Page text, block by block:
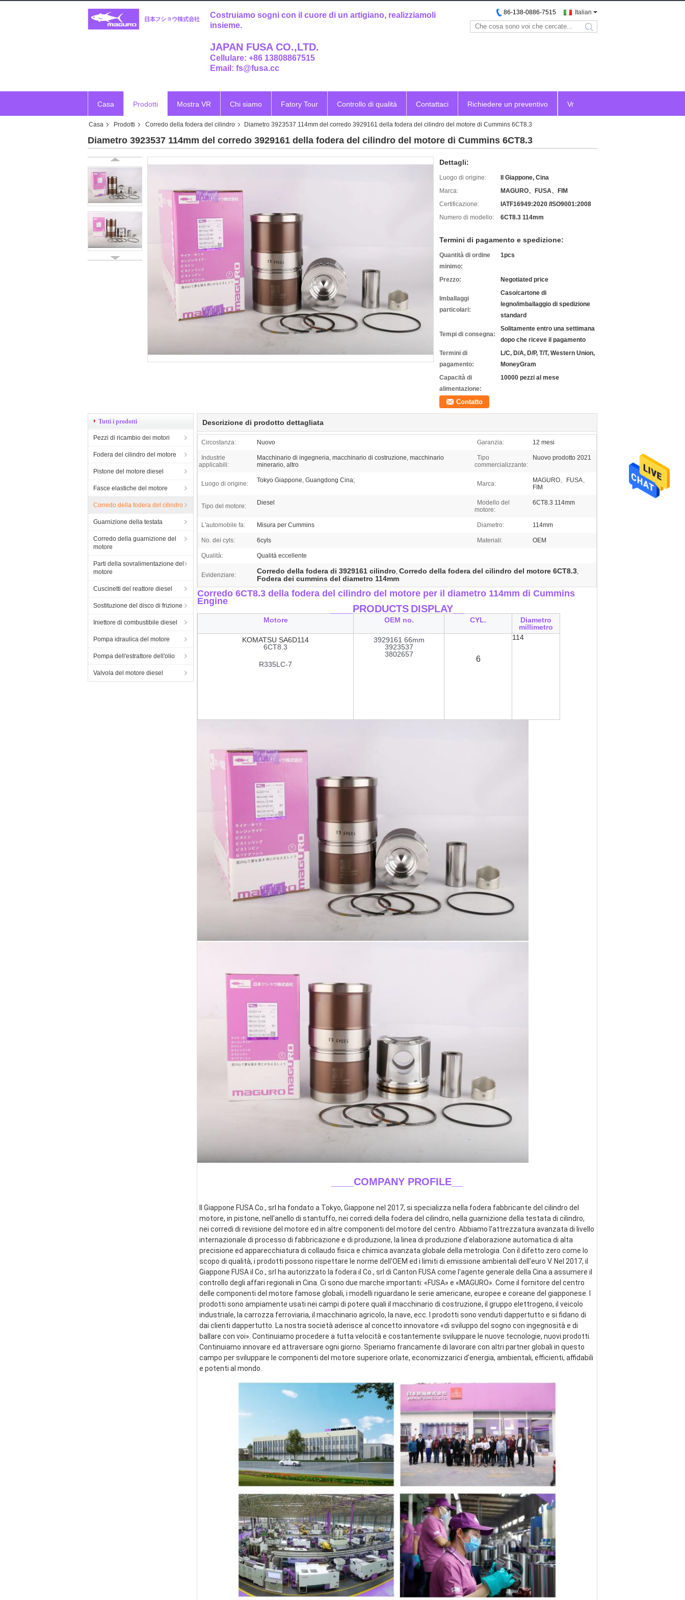
Costruiamo sogni con il cuore di un artigiano, realizziamoli
insieme.
JAPAN FUSA CO.,LTD.
Cellulare: +86 13808867515
Email: fs@fusa.cc
Italian
86-138-0886-7515
search
Casa Prodotti Mostra VR Chi siamo Fatory Tour Controllo di qualità Contattaci Richiedere un preventivo Vr
Casa Prodotti Corredo della fodera del cilindro Diametro 3923537 114mm del corredo 3929161 della fodera del cilindro del motore di Cummins 6CT8.3
Diametro 3923537 114mm del corredo 3929161 della fodera del cilindro del motore di Cummins 6CT8.3
Dettagli:
Luogo di origine:
Il Giappone, Cina
Marca:
MAGURO、FUSA、FIM
Certificazione:
IATF16949:2020 /ISO9001:2008
Numero di modello:
6CT8.3 114mm
Termini di pagamento e spedizione:
Quantità di ordine
minimo:
1pcs
Prezzo: Negotiated price
Imballaggi
particolari:
Caso/cartone di
legno/imballaggio di spedizione
standard
Tempi di consegna:
Solitamente entro una settimana
dopo che riceve il pagamento
Termini di
pagamento:
L/C, D/A, D/P, T/T, Western Union,
MoneyGram
Capacità di
alimentazione:
10000 pezzi al mese
Contatto
Tutti i prodotti
Pezzi di ricambio dei motori
Fodera del cilindro del motore
Pistone del motore diesel
Fasce elastiche del motore
Corredo della fodera del cilindro
Guarnizione della testata
Corredo della guarnizione del
motore
Parti della sovralimentazione del
motore
Cuscinetti del reattore diesel
Sostituzione del disco di frizione
Iniettore di combustibile diesel
Pompa idraulica del motore
Pompa dell'estrattore dell'olio
Valvola del motore diesel
Descrizione di prodotto dettagliata
Circostanza: Nuovo Garanzia: 12 mesi
Industrie
applicabili:
Macchinario di ingegneria, macchinario di costruzione, macchinario
minerario, altro
Tipo
commercializzante:
Nuovo prodotto 2021
Luogo di origine: Tokyo Giappone, Guangdong Cina; Marca:
MAGURO、FUSA、
FIM
Tipo del motore: Diesel
Modello del
motore:
6CT8.3 114mm
L'automobile fa: Misura per Cummins Diametro: 114mm
No. dei cyls: 6cyls Materiali: OEM
Qualità: Qualità eccellente
Evidenziare: Corredo della fodera di 3929161 cilindro, Corredo della fodera del cilindro del motore 6CT8.3,
Fodera dei cummins del diametro 114mm
Corredo 6CT8.3 della fodera del cilindro del motore per il diametro 114mm di Cummins
Engine
____PRODUCTS DISPLAY__
Motore OEM no. CYL.
Diametro
millimetro
KOMATSU SA6D114
6CT8.3
R335LC-7
3929161 66mm
3923537
3802657
6
114
____COMPANY PROFILE__
Il Giappone FUSA Co., srl ha fondato a Tokyo, Giappone nel 2017, si specializza nella fodera fabbricante del cilindro del
motore, in pistone, nell'anello di stantuffo, nei corredi della fodera del cilindro, nella guarnizione della testata di cilindro,
nei corredi di revisione del motore ed in altre componenti del motore del centro. Abbiamo l'attrezzatura avanzata di livello
internazionale di processo di fabbricazione e di produzione, la linea di produzione d'elaborazione automatica di alta
precisione ed apparecchiatura di collaudo fisica e chimica avanzata globale della metrologia. Con il difetto zero come lo
scopo di qualità, i prodotti possono rispettare le norme dell'OEM ed i limiti di emissione ambientali dell'euro V. Nel 2017, il
Giappone FUSA il Co., srl ha autorizzato la fodera il Co., srl di Canton FUSA come l'agente generale della Cina a assumere il
controllo degli affari regionali in Cina. Ci sono due marche importanti: «FUSA» e «MAGURO». Come il fornitore del centro
delle componenti del motore famose globali, i modelli riguardano le serie americane, europee e coreane del giapponese. I
prodotti sono ampiamente usati nei campi di potere quali il macchinario di costruzione, il gruppo elettrogeno, il veicolo
industriale, la carrozza ferroviaria, il macchinario agricolo, la nave, ecc. I prodotti sono venduti dappertutto e si fidano di
dai clienti dappertutto. La nostra società aderisce al concetto innovatore «di sviluppo del sogno con ingegnosità e di
ballare con voi». Continuiamo procedere a tutta velocità e costantemente sviluppare le nuove tecnologie, nuovi prodotti.
Continuiamo innovare ed attraversare ogni giorno. Speriamo francamente di lavorare con altri partner globali in questo
campo per sviluppare le componenti del motore superiore orlate, economizzarici d'energia, ambientali, efficienti, affidabili
e potenti al mondo.